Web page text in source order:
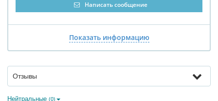
Написать сообщение
Показать информацию
Отзывы
Нейтральные (0)